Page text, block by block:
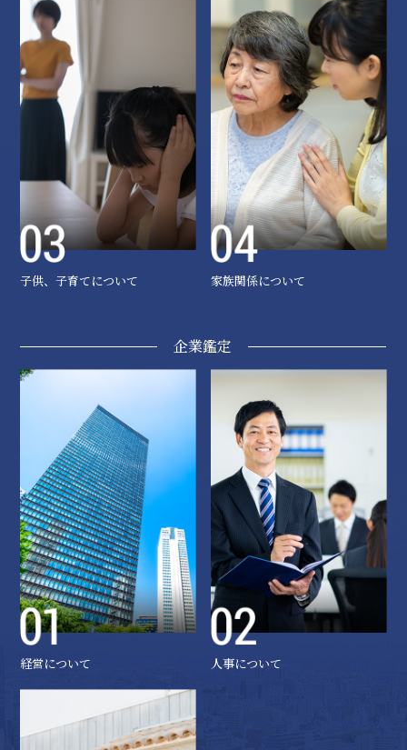
子供、子育てについて 家族関係について
企業鑑定
経営について 人事について